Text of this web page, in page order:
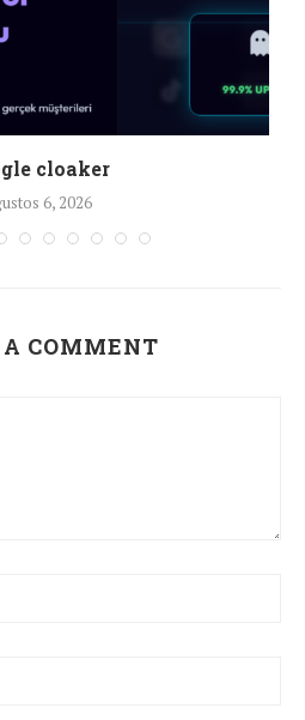
cloaker
6, 2026
COMMENT